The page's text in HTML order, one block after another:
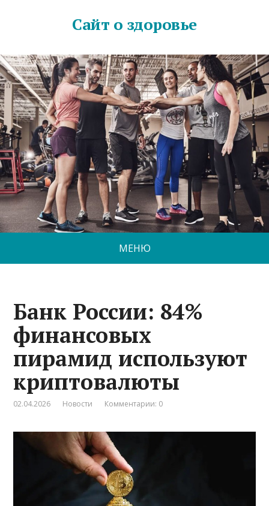
Сайт о здоровье
МЕНЮ
Банк России: 84%
финансовых
пирамид используют
криптовалюты
02.04.2026 Новости Комментарии: 0